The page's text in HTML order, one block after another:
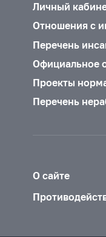
Личный
Отношения с
Перечень
Официальное
Проекты
Перечень
О сайте